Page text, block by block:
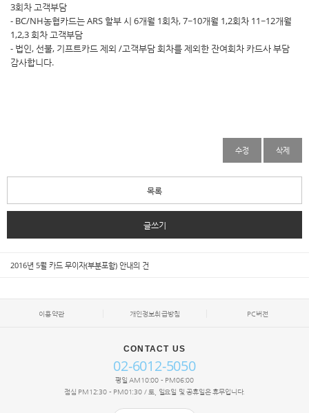
3회차 고객부담
- BC/NH농협카드는 ARS 할부 시 6개월 1회차, 7~10개월 1,2회차 11~12개월
1,2,3 회차 고객부담
- 법인, 선불, 기프트카드 제외 /고객부담 회차를 제외한 잔여회차 카드사 부담
감사합니다.
수정 삭제
목록
글쓰기
2016년 5월 카드 무이자(부분포함) 안내의 건
이용약관 개인정보취급방침 PC버전
CONTACT US
02-6012-5050
평일 AM10:00 - PM06:00
점심 PM12:30 - PM01:30 / 토, 일요일 및 공휴일은 휴무입니다.